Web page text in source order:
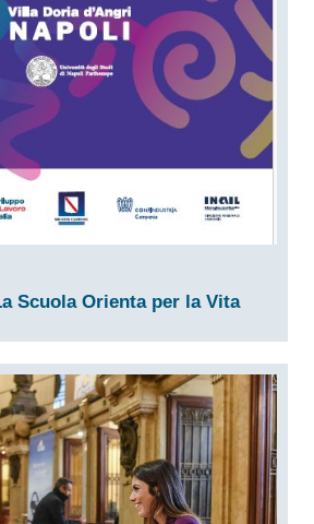
Scuola Orienta per la Vita